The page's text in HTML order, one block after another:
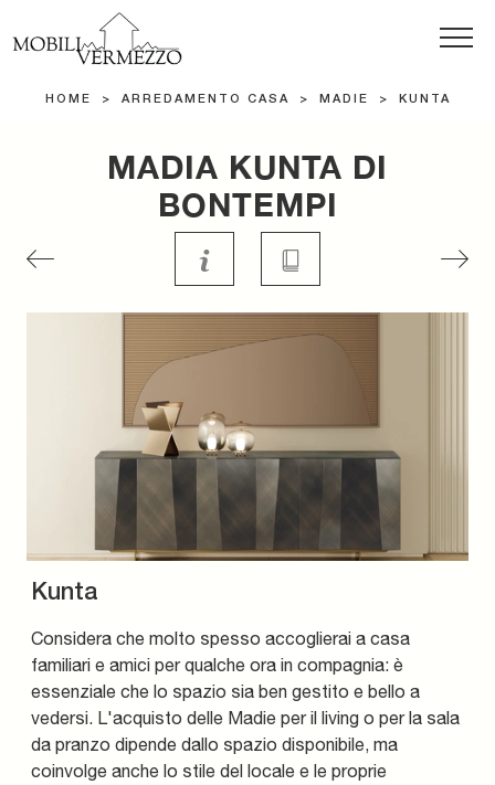
HOME > ARREDAMENTO CASA > MADIE > KUNTA
MADIA KUNTA DI
BONTEMPI
Kunta
Considera che molto spesso accoglierai a casa
familiari e amici per qualche ora in compagnia: è
essenziale che lo spazio sia ben gestito e bello a
vedersi. L'acquisto delle Madie per il living o per la sala
da pranzo dipende dallo spazio disponibile, ma
coinvolge anche lo stile del locale e le proprie